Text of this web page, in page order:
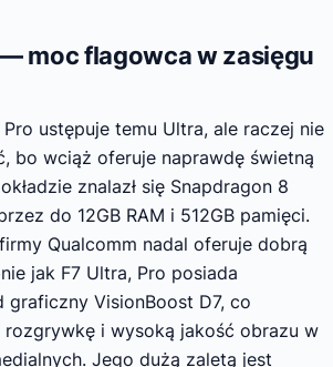
— moc flagowca w zasięgu
ustępuje temu Ultra, ale raczej nie
bo wciąż oferuje naprawdę świetną
znalazł się Snapdragon 8
do 12GB RAM i 512GB pamięci.
Qualcomm nadal oferuje dobrą
jak F7 Ultra, Pro posiada
graficzny VisionBoost D7, co
rozgrywkę i wysoką jakość obrazu w
Jego dużą zaletą jest